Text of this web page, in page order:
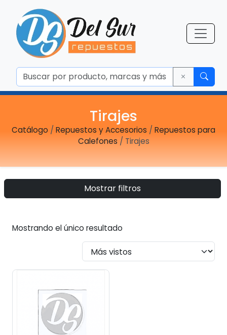
Tirajes
Catálogo / Repuestos y Accesorios / Repuestos para
Calefones / Tirajes
Mostrar filtros
Mostrando el único resultado